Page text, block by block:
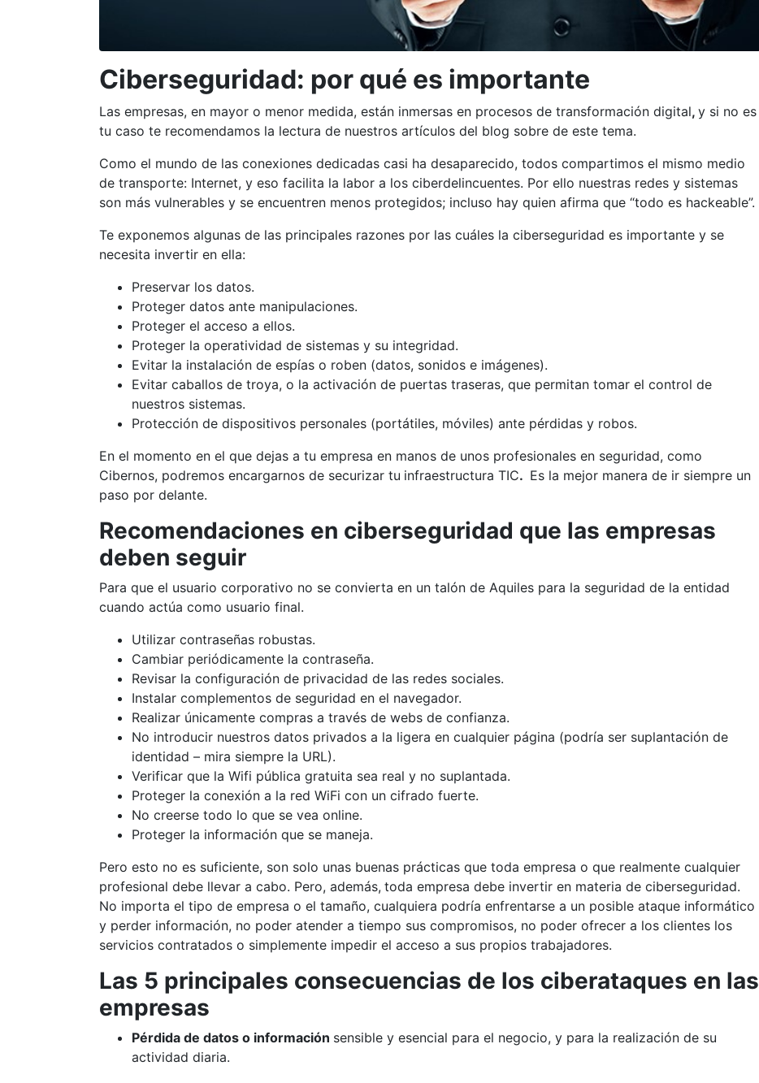
Ciberseguridad: por qué es importante
Las empresas, en mayor o menor medida, están inmersas en procesos de transformación digital, y si no es
tu caso te recomendamos la lectura de nuestros artículos del blog sobre de este tema.
Como el mundo de las conexiones dedicadas casi ha desaparecido, todos compartimos el mismo medio
de transporte: Internet, y eso facilita la labor a los ciberdelincuentes. Por ello nuestras redes y sistemas
son más vulnerables y se encuentren menos protegidos; incluso hay quien afirma que “todo es hackeable”.
Te exponemos algunas de las principales razones por las cuáles la ciberseguridad es importante y se
necesita invertir en ella:
Preservar los datos.
Proteger datos ante manipulaciones.
Proteger el acceso a ellos.
Proteger la operatividad de sistemas y su integridad.
Evitar la instalación de espías o roben (datos, sonidos e imágenes).
Evitar caballos de troya, o la activación de puertas traseras, que permitan tomar el control de
nuestros sistemas.
Protección de dispositivos personales (portátiles, móviles) ante pérdidas y robos.
En el momento en el que dejas a tu empresa en manos de unos profesionales en seguridad, como
Cibernos, podremos encargarnos de securizar tu infraestructura TIC. Es la mejor manera de ir siempre un
paso por delante.
Recomendaciones en ciberseguridad que las empresas
deben seguir
Para que el usuario corporativo no se convierta en un talón de Aquiles para la seguridad de la entidad
cuando actúa como usuario final.
Utilizar contraseñas robustas.
Cambiar periódicamente la contraseña.
Revisar la configuración de privacidad de las redes sociales.
Instalar complementos de seguridad en el navegador.
Realizar únicamente compras a través de webs de confianza.
No introducir nuestros datos privados a la ligera en cualquier página (podría ser suplantación de
identidad – mira siempre la URL).
Verificar que la Wifi pública gratuita sea real y no suplantada.
Proteger la conexión a la red WiFi con un cifrado fuerte.
No creerse todo lo que se vea online.
Proteger la información que se maneja.
Pero esto no es suficiente, son solo unas buenas prácticas que toda empresa o que realmente cualquier
profesional debe llevar a cabo. Pero, además, toda empresa debe invertir en materia de ciberseguridad.
No importa el tipo de empresa o el tamaño, cualquiera podría enfrentarse a un posible ataque informático
y perder información, no poder atender a tiempo sus compromisos, no poder ofrecer a los clientes los
servicios contratados o simplemente impedir el acceso a sus propios trabajadores.
Las 5 principales consecuencias de los ciberataques en las
empresas
Pérdida de datos o información sensible y esencial para el negocio, y para la realización de su
actividad diaria.